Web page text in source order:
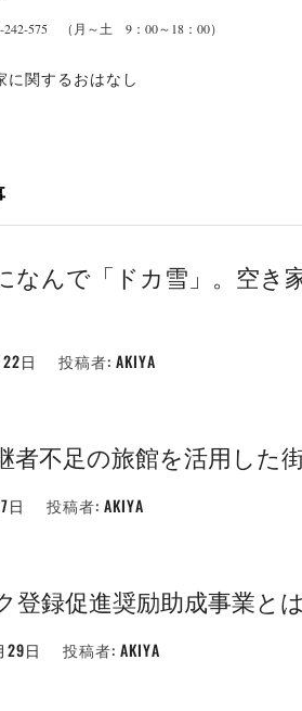
575 （月～土 9：00～18：00）
に関するおはなし
なんで「ドカ雪」。空き
日 投稿者: AKIYA
者不足の旅館を活用した
日 投稿者: AKIYA
登録促進奨励助成事業とは
29日 投稿者: AKIYA